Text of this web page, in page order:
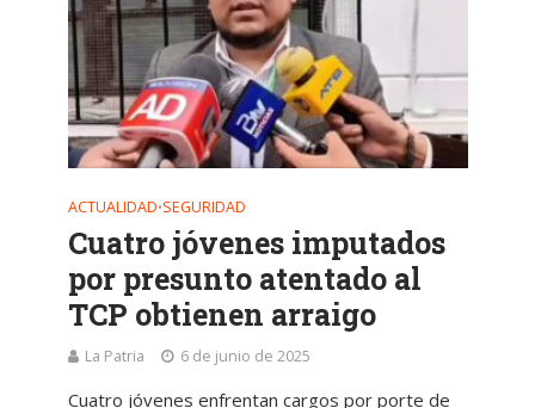
ACTUALIDAD•SEGURIDAD
Cuatro jóvenes imputados
por presunto atentado al
TCP obtienen arraigo
La Patria 6 de junio de 2025
Cuatro jóvenes enfrentan cargos por porte de